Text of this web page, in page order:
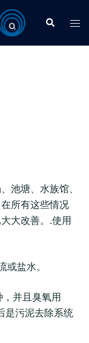
Search
池塘、水族馆、
所有这些情况
大改善。.使用
盐水。
并且臭氧用
是污泥去除系统